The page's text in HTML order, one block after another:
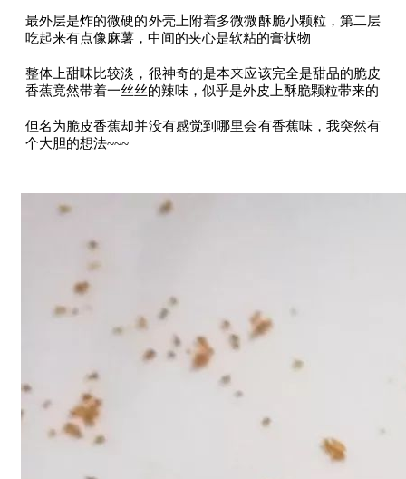
最外层是炸的微硬的外壳上附着多微微酥脆小颗粒，第二层
吃起来有点像麻薯，中间的夹心是软粘的膏状物
整体上甜味比较淡，很神奇的是本来应该完全是甜品的脆皮
香蕉竟然带着一丝丝的辣味，似乎是外皮上酥脆颗粒带来的
但名为脆皮香蕉却并没有感觉到哪里会有香蕉味，我突然有
个大胆的想法~~~